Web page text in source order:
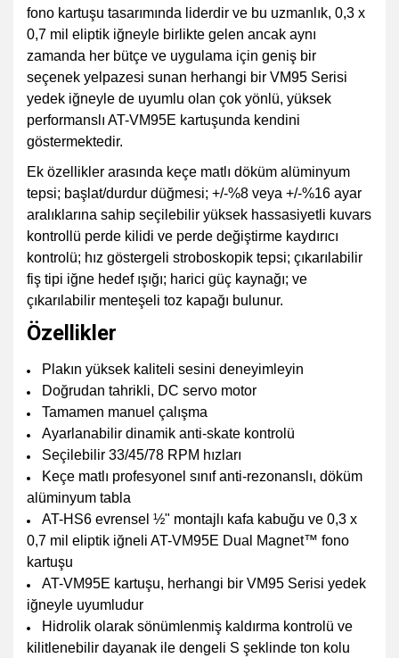
fono kartuşu tasarımında liderdir ve bu uzmanlık, 0,3 x
0,7 mil eliptik iğneyle birlikte gelen ancak aynı
zamanda her bütçe ve uygulama için geniş bir
seçenek yelpazesi sunan herhangi bir VM95 Serisi
yedek iğneyle de uyumlu olan çok yönlü, yüksek
performanslı AT-VM95E kartuşunda kendini
göstermektedir.
Ek özellikler arasında keçe matlı döküm alüminyum
tepsi; başlat/durdur düğmesi; +/-%8 veya +/-%16 ayar
aralıklarına sahip seçilebilir yüksek hassasiyetli kuvars
kontrollü perde kilidi ve perde değiştirme kaydırıcı
kontrolü; hız göstergeli stroboskopik tepsi; çıkarılabilir
fiş tipi iğne hedef ışığı; harici güç kaynağı; ve
çıkarılabilir menteşeli toz kapağı bulunur.
Özellikler
Plakın yüksek kaliteli sesini deneyimleyin
Doğrudan tahrikli, DC servo motor
Tamamen manuel çalışma
Ayarlanabilir dinamik anti-skate kontrolü
Seçilebilir 33/45/78 RPM hızları
Keçe matlı profesyonel sınıf anti-rezonanslı, döküm
alüminyum tabla
AT-HS6 evrensel ½" montajlı kafa kabuğu ve 0,3 x
0,7 mil eliptik iğneli AT-VM95E Dual Magnet™ fono
kartuşu
AT-VM95E kartuşu, herhangi bir VM95 Serisi yedek
iğneyle uyumludur
Hidrolik olarak sönümlenmiş kaldırma kontrolü ve
kilitlenebilir dayanak ile dengeli S şeklinde ton kolu